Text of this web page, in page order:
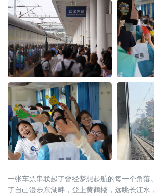
誓为建设平等自由幸福的
誓言。它是云南各民族手
历史见证，更是全省深耕
文脉资源、铸牢中华
一张车票串联起了曾经梦想起航的每一个角落
了自己漫步东湖畔，登上黄鹤楼，远眺长江水